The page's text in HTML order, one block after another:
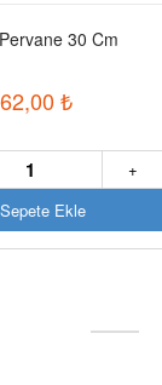
30 Cm
₺
+
Sepete Ekle